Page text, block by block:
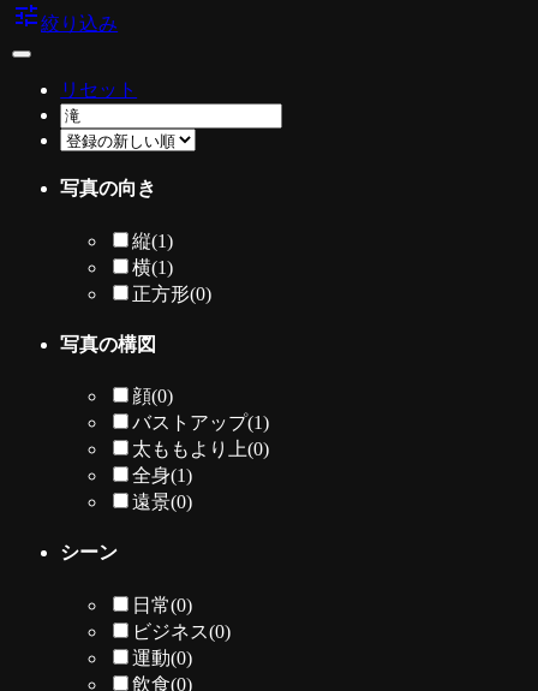
tune絞り込み
リセット
写真の向き
縦(1)
横(1)
正方形(0)
写真の構図
顔(0)
バストアップ(1)
太ももより上(0)
全身(1)
遠景(0)
シーン
日常(0)
ビジネス(0)
運動(0)
飲食(0)